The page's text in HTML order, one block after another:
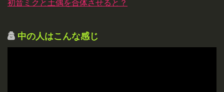
初音ミクと土偶を合体させると？
中の人はこんな感じ